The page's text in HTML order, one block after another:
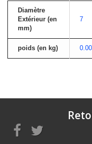
Diamètre
Extérieur (en
mm)
7
poids (en kg)